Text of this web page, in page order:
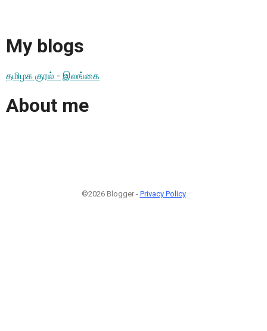
My blogs
தமிழக குரல் - இலங்கை
About me
©2026 Blogger - Privacy Policy